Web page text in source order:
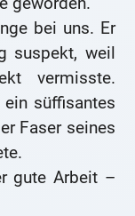
bei uns. Er
suspekt, weil
vermisste.
süffisantes
Faser seines
gute Arbeit –